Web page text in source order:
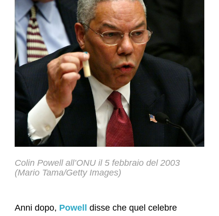
Colin Powell all’ONU il 5 febbraio del 2003
(Mario Tama/Getty Images)
Anni dopo, Powell
disse che quel celebre